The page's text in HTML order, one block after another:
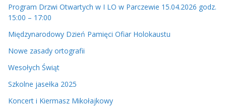
Program Drzwi Otwartych w I LO w Parczewie 15.04.2026 godz.
15:00 – 17:00
Międzynarodowy Dzień Pamięci Ofiar Holokaustu
Nowe zasady ortografii
Wesołych Świąt
Szkolne jasełka 2025
Koncert i Kiermasz Mikołajkowy